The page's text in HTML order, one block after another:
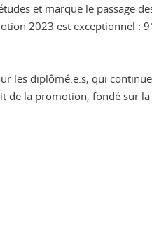
et marque le passage
2023 est exceptionnel :
les diplômé.e.s, qui
de la promotion, fondé sur